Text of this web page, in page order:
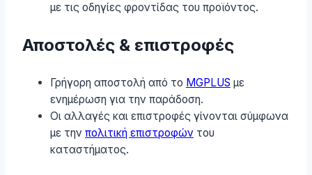
με τις οδηγίες φροντίδας του προϊόντος.
Αποστολές & επιστροφές
Γρήγορη αποστολή από το MGPLUS με
ενημέρωση για την παράδοση.
Οι αλλαγές και επιστροφές γίνονται σύμφωνα
με την πολιτική επιστροφών του
καταστήματος.